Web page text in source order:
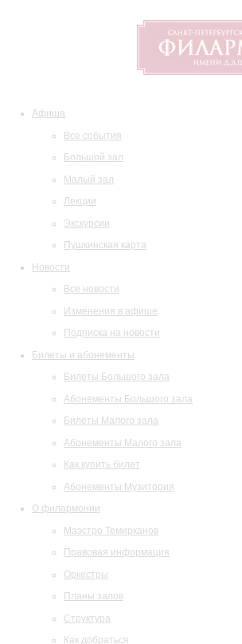
Афиша
Все события
Большой зал
Малый зал
Лекции
Экскурсии
Пушкинская карта
Новости
Все новости
Изменения в афише
Подписка на новости
Билеты и абонементы
Билеты Большого зала
Абонементы Большого зала
Билеты Малого зала
Абонементы Малого зала
Как купить билет
Абонементы Музитория
О филармонии
Маэстро Темирканов
Правовая информация
Оркестры
Планы залов
Структура
Как добраться